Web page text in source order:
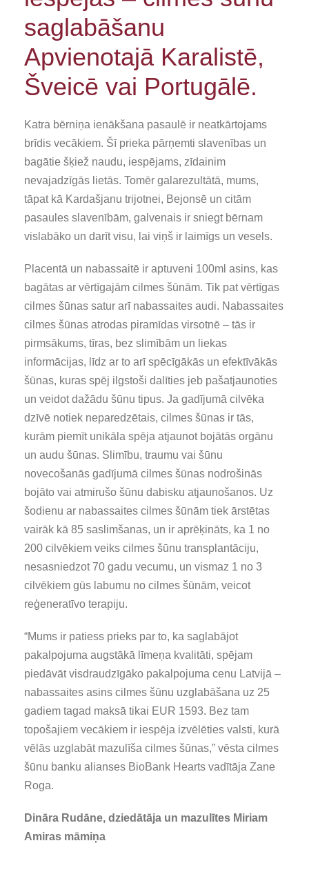
saglabāšanu
Apvienotajā Karalistē,
Šveicē vai Portugālē.
Katra bērniņa ienākšana pasaulē ir neatkārtojams
brīdis vecākiem. Šī prieka pārņemti slavenības un
bagātie šķiež naudu, iespējams, zīdainim
nevajadzīgās lietās. Tomēr galarezultātā, mums,
tāpat kā Kardašjanu trijotnei, Bejonsē un citām
pasaules slavenībām, galvenais ir sniegt bērnam
vislabāko un darīt visu, lai viņš ir laimīgs un vesels.
Placentā un nabassaitē ir aptuveni 100ml asins, kas
bagātas ar vērtīgajām cilmes šūnām. Tik pat vērtīgas
cilmes šūnas satur arī nabassaites audi. Nabassaites
cilmes šūnas atrodas piramīdas virsotnē – tās ir
pirmsākums, tīras, bez slimībām un liekas
informācijas, līdz ar to arī spēcīgākās un efektīvākās
šūnas, kuras spēj ilgstoši dalīties jeb pašatjaunoties
un veidot dažādu šūnu tipus. Ja gadījumā cilvēka
dzīvē notiek neparedzētais, cilmes šūnas ir tās,
kurām piemīt unikāla spēja atjaunot bojātās orgānu
un audu šūnas. Slimību, traumu vai šūnu
novecošanās gadījumā cilmes šūnas nodrošinās
bojāto vai atmirušo šūnu dabisku atjaunošanos. Uz
šodienu ar nabassaites cilmes šūnām tiek ārstētas
vairāk kā 85 saslimšanas, un ir aprēķināts, ka 1 no
200 cilvēkiem veiks cilmes šūnu transplantāciju,
nesasniedzot 70 gadu vecumu, un vismaz 1 no 3
cilvēkiem gūs labumu no cilmes šūnām, veicot
reģeneratīvo terapiju.
“Mums ir patiess prieks par to, ka saglabājot
pakalpojuma augstākā līmeņa kvalitāti, spējam
piedāvāt visdraudzīgāko pakalpojuma cenu Latvijā –
nabassaites asins cilmes šūnu uzglabāšana uz 25
gadiem tagad maksā tikai EUR 1593. Bez tam
topošajiem vecākiem ir iespēja izvēlēties valsti, kurā
vēlās uzglabāt mazulīša cilmes šūnas,” vēsta cilmes
šūnu banku alianses BioBank Hearts vadītāja Zane
Roga.
Dināra Rudāne, dziedātāja un mazulītes Miriam
Amiras māmiņa